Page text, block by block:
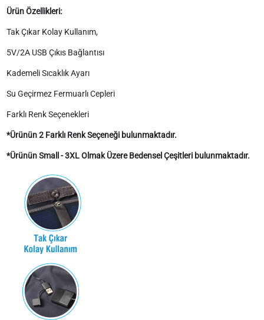
Ürün Özellikleri:
Tak Çıkar Kolay Kullanım,
5V/2A USB Çıkıs Bağlantısı
Kademeli Sıcaklık Ayarı
Su Geçirmez Fermuarlı Cepleri
Farklı Renk Seçenekleri
*Ürünün 2 Farklı Renk Seçeneği bulunmaktadır.
*Ürünün Small - 3XL Olmak Üzere Bedensel Çeşitleri bulunmaktadır.